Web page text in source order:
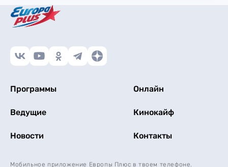
Программы Онлайн
Ведущие Кинокайф
Новости Контакты
Мобильное приложение Европы Плюс в твоем телефоне.